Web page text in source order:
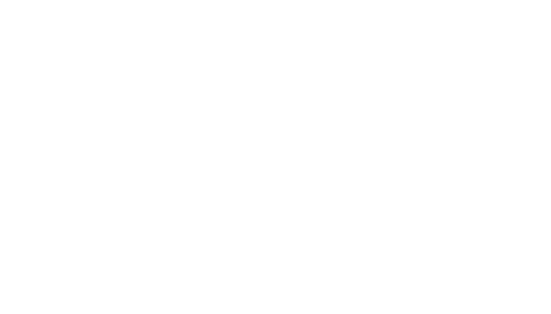
海关注册登记精
1月份第2周受理况
教工作合作力度
中介监管到位
微型企业取得显著成效
”点
知识产权和制售冒伪劣产品专项行动会
企业实现跨越式发展
庆海关在哪里召开
招、求实效
“优秀窗口”重庆海关在哪里